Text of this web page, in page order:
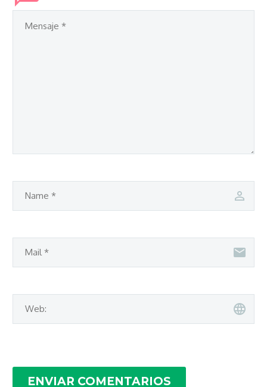
ENVIAR COMENTARIOS